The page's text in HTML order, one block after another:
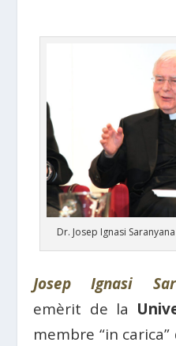
Dr. Josep Ignasi Saranyana
Josep Ignasi
emèrit de la
membre “in carica”